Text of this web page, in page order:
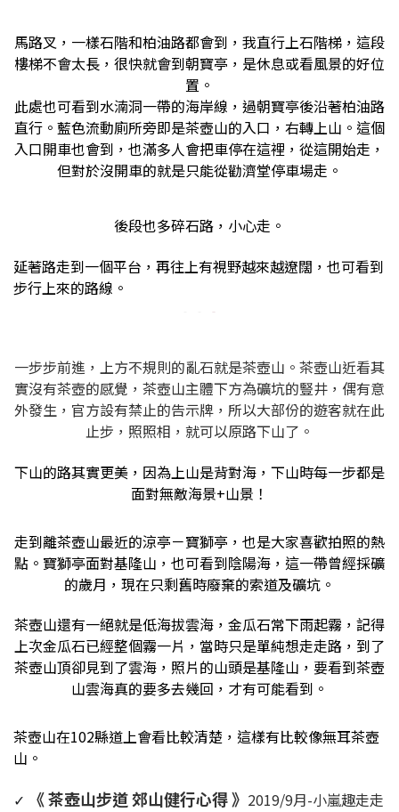
馬路叉，一樣石階和柏油路都會到，我直行上石階梯，這段
樓梯不會太長，很快就會到朝寶亭，是休息或看風景的好位
置。
此處也可看到水湳洞一帶的海岸線，過朝寶亭後沿著柏油路
直行。藍色流動廁所旁即是茶壺山的入口，右轉上山。這個
入口開車也會到，也滿多人會把車停在這裡，從這開始走，
但對於沒開車的就是只能從勸濟堂停車場走。
後段也多碎石路，小心走。
延著路走到一個平台，再往上有視野越來越遼闊，也可看到
步行上來的路線。
一步步前進，上方不規則的亂石就是茶壺山。茶壺山近看其
實沒有茶壺的感覺，茶壺山主體下方為礦坑的豎井，偶有意
外發生，官方設有禁止的告示牌，所以大部份的遊客就在此
止步，照照相，就可以原路下山了。
下山的路其實更美，因為上山是背對海，下山時每一步都是
面對無敵海景+山景！
走到離茶壺山最近的涼亭－寶獅亭， 也是大家喜歡拍照的熱
點。寶獅亭面對基隆山，也可看到陰陽海，這一帶曾經採礦
的歲月，現在只剩舊時廢棄的索道及礦坑。
茶壺山還有一絕就是低海拔雲海，金瓜石常下雨起霧，記得
上次金瓜石已經整個霧一片，當時只是單純想走走路，到了
茶壺山頂卻見到了雲海，照片的山頭是基隆山，要看到茶壺
山雲海真的要多去幾回，才有可能看到。
茶壺山在102縣道上會看比較清楚，這樣有比較像無耳茶壺
山。
✓ 《 茶壺山步道 郊山健行心得 》 2019/9月-小嵐趣走走